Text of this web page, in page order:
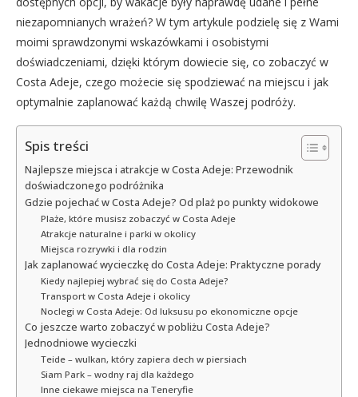
niezapomnianych wrażeń? W tym artykule podzielę się z Wami
moimi sprawdzonymi wskazówkami i osobistymi
doświadczeniami, dzięki którym dowiecie się, co zobaczyć w
Costa Adeje, czego możecie się spodziewać na miejscu i jak
optymalnie zaplanować każdą chwilę Waszej podróży.
Spis treści
Najlepsze miejsca i atrakcje w Costa Adeje: Przewodnik
doświadczonego podróżnika
Gdzie pojechać w Costa Adeje? Od plaż po punkty widokowe
Plaże, które musisz zobaczyć w Costa Adeje
Atrakcje naturalne i parki w okolicy
Miejsca rozrywki i dla rodzin
Jak zaplanować wycieczkę do Costa Adeje: Praktyczne porady
Kiedy najlepiej wybrać się do Costa Adeje?
Transport w Costa Adeje i okolicy
Noclegi w Costa Adeje: Od luksusu po ekonomiczne opcje
Co jeszcze warto zobaczyć w pobliżu Costa Adeje?
Jednodniowe wycieczki
Teide – wulkan, który zapiera dech w piersiach
Siam Park – wodny raj dla każdego
Inne ciekawe miejsca na Teneryfie